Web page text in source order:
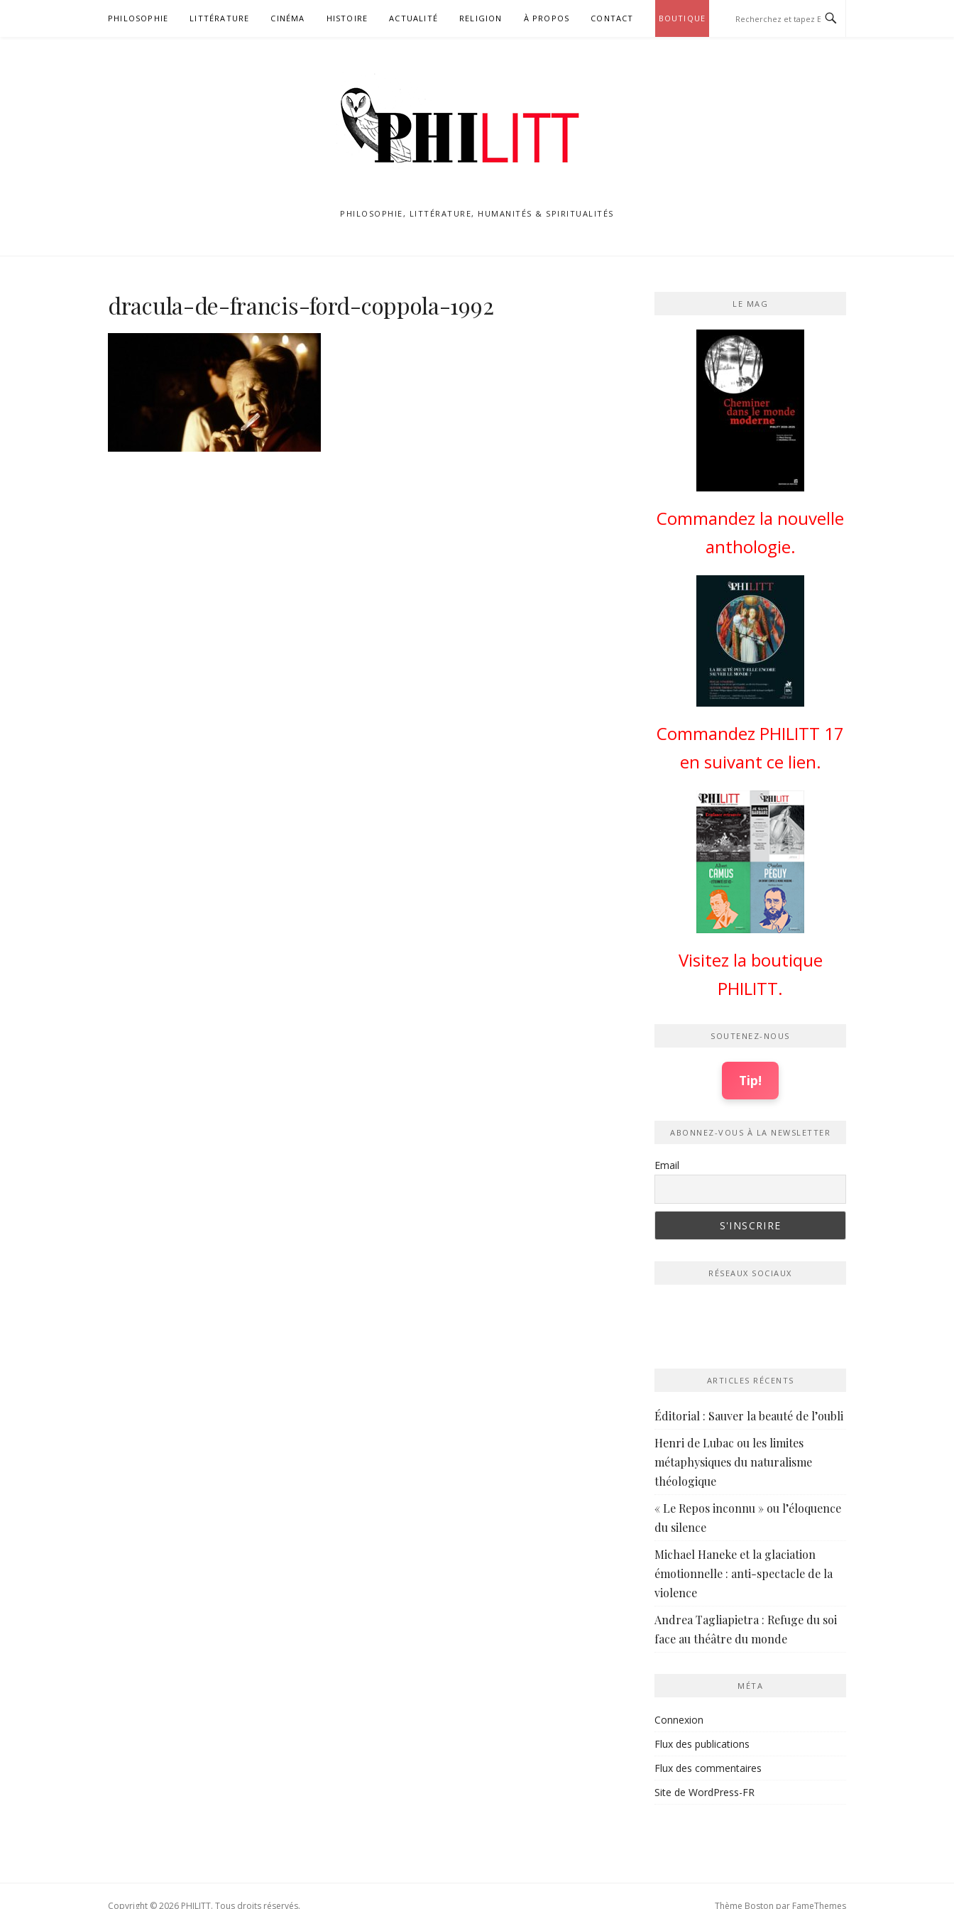
PHILOSOPHIE LITTÉRATURE CINÉMA HISTOIRE ACTUALITÉ RELIGION À PROPOS CONTACT BOUTIQUE
PHILOSOPHIE, LITTÉRATURE, HUMANITÉS & SPIRITUALITÉS
dracula-de-francis-ford-coppola-1992 LE MAG
Commandez la nouvelle
anthologie.
Commandez PHILITT 17
en suivant ce lien.
Visitez la boutique
PHILITT.
SOUTENEZ-NOUS
Tip!
ABONNEZ-VOUS À LA NEWSLETTER
Email
RÉSEAUX SOCIAUX
ARTICLES RÉCENTS
Éditorial : Sauver la beauté de l’oubli
Henri de Lubac ou les limites
métaphysiques du naturalisme
théologique
« Le Repos inconnu » ou l’éloquence
du silence
Michael Haneke et la glaciation
émotionnelle : anti-spectacle de la
violence
Andrea Tagliapietra : Refuge du soi
face au théâtre du monde
MÉTA
Connexion
Flux des publications
Flux des commentaires
Site de WordPress-FR
Copyright © 2026 PHILITT. Tous droits réservés. Thème Boston par FameThemes